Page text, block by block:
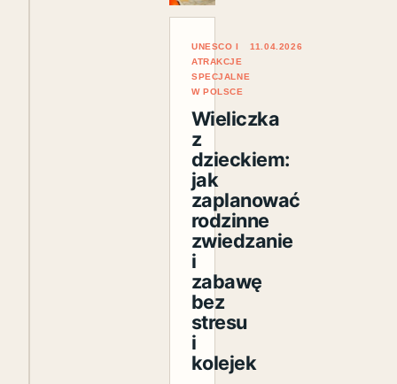
UNESCO I
ATRAKCJE
SPECJALNE
W POLSCE
11.04.2026
Wieliczka
z
dzieckiem:
jak
zaplanować
rodzinne
zwiedzanie
i
zabawę
bez
stresu
i
kolejek